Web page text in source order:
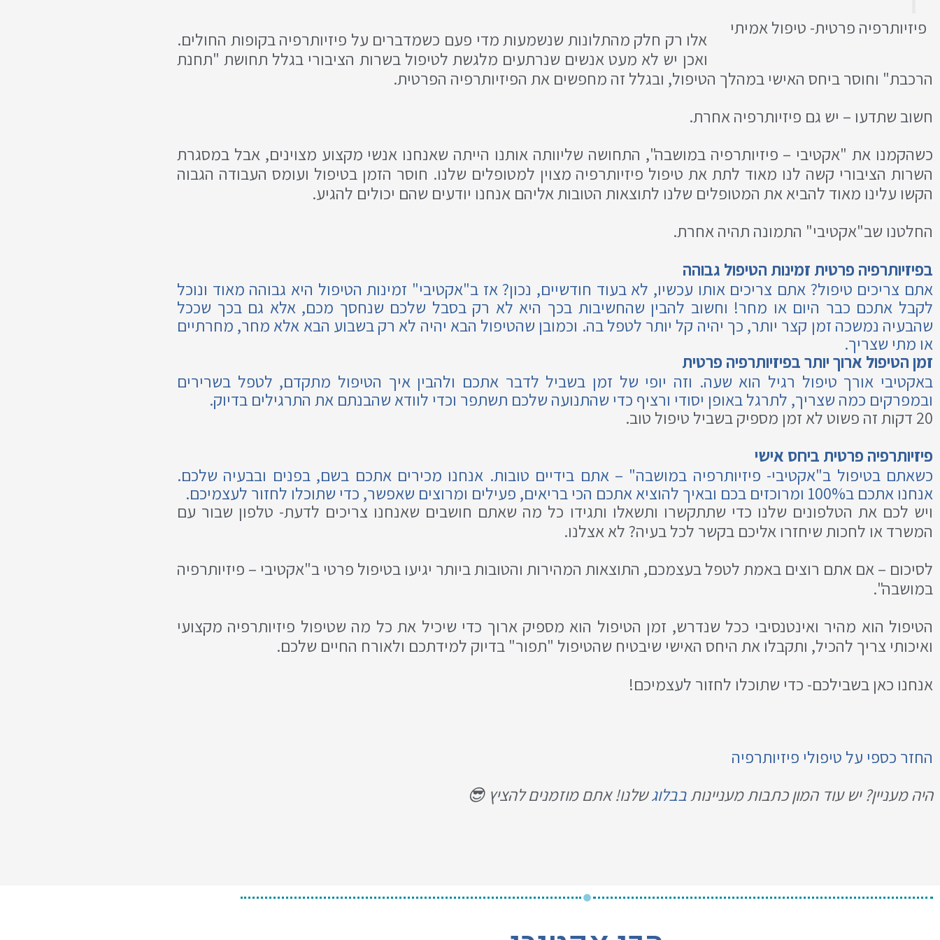
פיזיותרפיה פרטית- טיפול אמיתי
אלו רק חלק מהתלונות שנשמעות מדי פעם כשמדברים על פיזיותרפיה בקופות החולים.
ואכן יש לא מעט אנשים שנרתעים מלגשת לטיפול בשרות הציבורי בגלל תחושת "תחנת
הרכבת" וחוסר ביחס האישי במהלך הטיפול, ובגלל זה מחפשים את הפיזיותרפיה הפרטית.
חשוב שתדעו – יש גם פיזיותרפיה אחרת.
כשהקמנו את "אקטיבי – פיזיותרפיה במושבה", התחושה שליוותה אותנו הייתה שאנחנו אנשי מקצוע מצוינים, אבל במסגרת
השרות הציבורי קשה לנו מאוד לתת את טיפול פיזיותרפיה מצוין למטופלים שלנו. חוסר הזמן בטיפול ועומס העבודה הגבוה
הקשו עלינו מאוד להביא את המטופלים שלנו לתוצאות הטובות אליהם אנחנו יודעים שהם יכולים להגיע.
החלטנו שב"אקטיבי" התמונה תהיה אחרת.
בפיזיותרפיה פרטית זמינות הטיפול גבוהה
אתם צריכים טיפול? אתם צריכים אותו עכשיו, לא בעוד חודשיים, נכון? אז ב"אקטיבי" זמינות הטיפול היא גבוהה מאוד ונוכל
לקבל אתכם כבר היום או מחר! וחשוב להבין שהחשיבות בכך היא לא רק בסבל שלכם שנחסך מכם, אלא גם בכך שככל
שהבעיה נמשכה זמן קצר יותר, כך יהיה קל יותר לטפל בה. וכמובן שהטיפול הבא יהיה לא רק בשבוע הבא אלא מחר, מחרתיים
או מתי שצריך.
זמן הטיפול ארוך יותר בפיזיותרפיה פרטית
באקטיבי אורך טיפול רגיל הוא שעה. וזה יופי של זמן בשביל לדבר אתכם ולהבין איך הטיפול מתקדם, לטפל בשרירים
ובמפרקים כמה שצריך, לתרגל באופן יסודי ורציף כדי שהתנועה שלכם תשתפר וכדי לוודא שהבנתם את התרגילים בדיוק.
20 דקות זה פשוט לא זמן מספיק בשביל טיפול טוב.
פיזיותרפיה פרטית ביחס אישי
כשאתם בטיפול ב"אקטיבי- פיזיותרפיה במושבה" – אתם בידיים טובות. אנחנו מכירים אתכם בשם, בפנים ובבעיה שלכם.
אנחנו אתכם ב100% ומרוכזים בכם ובאיך להוציא אתכם הכי בריאים, פעילים ומרוצים שאפשר, כדי שתוכלו לחזור לעצמיכם.
ויש לכם את הטלפונים שלנו כדי שתתקשרו ותשאלו ותגידו כל מה שאתם חושבים שאנחנו צריכים לדעת- טלפון שבור עם
המשרד או לחכות שיחזרו אליכם בקשר לכל בעיה? לא אצלנו.
לסיכום – אם אתם רוצים באמת לטפל בעצמכם, התוצאות המהירות והטובות ביותר יגיעו בטיפול פרטי ב"אקטיבי – פיזיותרפיה
במושבה".
הטיפול הוא מהיר ואינטנסיבי ככל שנדרש, זמן הטיפול הוא מספיק ארוך כדי שיכיל את כל מה שטיפול פיזיותרפיה מקצועי
ואיכותי צריך להכיל, ותקבלו את היחס האישי שיבטיח שהטיפול "תפור" בדיוק למידתכם ולאורח החיים שלכם.
אנחנו כאן בשבילכם- כדי שתוכלו לחזור לעצמיכם!
החזר כספי על טיפולי פיזיותרפיה
היה מעניין? יש עוד המון כתבות מעניינותבבלוגשלנו! אתם מוזמנים להציץ 😎